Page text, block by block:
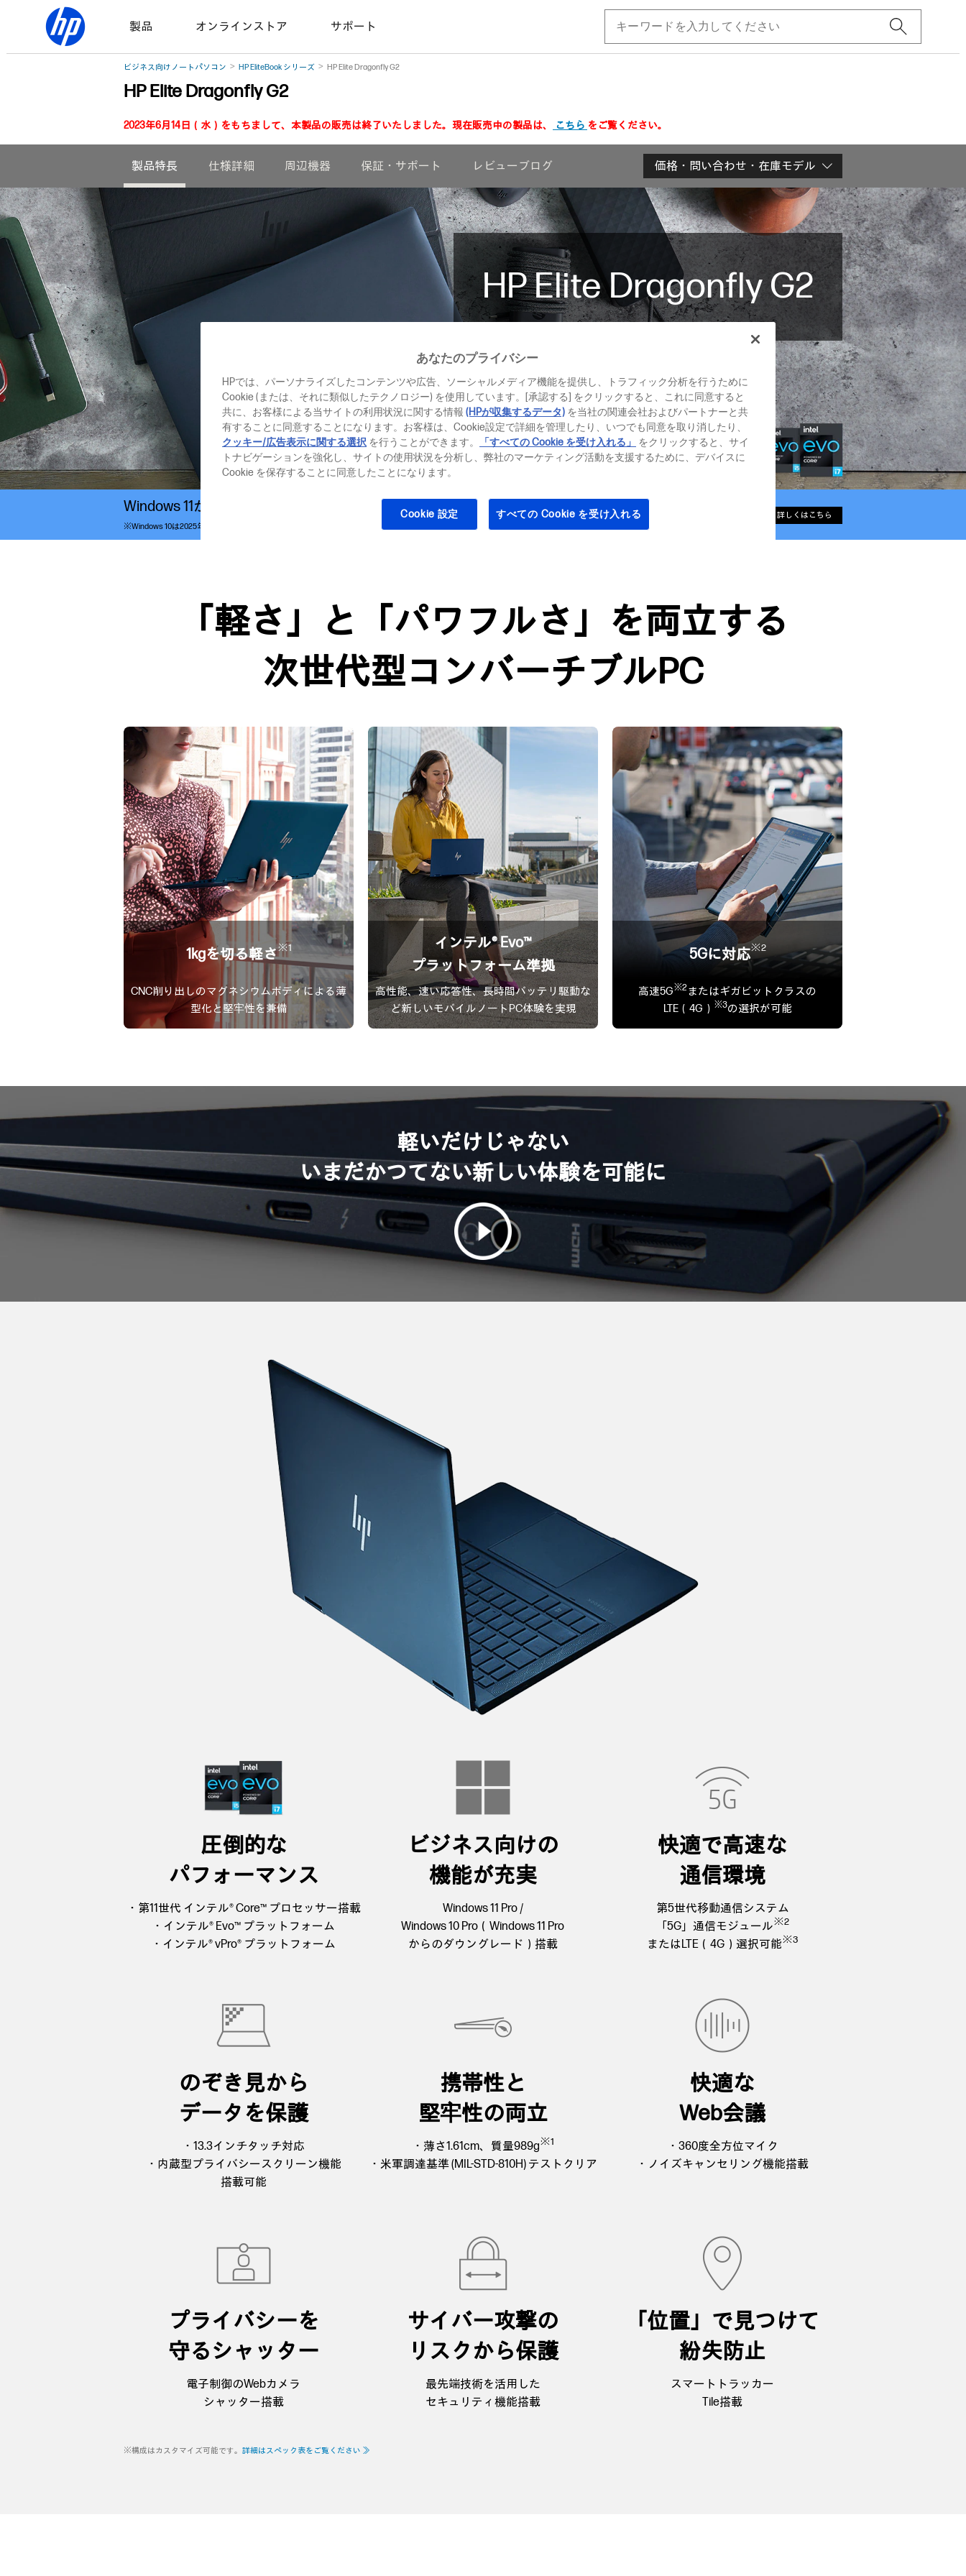
製品 オンラインストア サポート
ビジネス向けノートパソコン HP EliteBook シリーズ HP Elite Dragonfly G2
HP Elite Dragonfly G2
2023年6月14日（水）をもちまして、本製品の販売は終了いたしました。現在販売中の製品は、 こちら をご覧ください。
製品特長 仕様詳細 周辺機器 保証・サポート レビューブログ 価格・問い合わせ・在庫モデル
HP Elite Dragonfly G2
Windows 11がプリインストールされた法人向けPCのラインアップ情報
※Windows 10は2025年10月14日までのサポートとなります
詳しくはこちら
「軽さ」と「パワフルさ」を両立する
次世代型コンバーチブルPC
1kgを切る軽さ※1
CNC削り出しのマグネシウムボディによる薄
型化と堅牢性を兼備
インテル® Evo™
プラットフォーム準拠
高性能、速い応答性、長時間バッテリ駆動な
ど新しいモバイルノートPC体験を実現
5Gに対応※2
高速5G※2 またはギガビットクラスの
LTE（4G） ※3の選択が可能
軽いだけじゃない
いまだかつてない新しい体験を可能に
圧倒的な
パフォーマンス
・第11世代 インテル® Core™ プロセッサー搭載
・インテル® Evo™ プラットフォーム
・インテル® vPro® プラットフォーム
ビジネス向けの
機能が充実
Windows 11 Pro /
Windows 10 Pro（Windows 11 Pro
からのダウングレード）搭載
快適で高速な
通信環境
第5世代移動通信システム
「5G」通信モジュール※2
またはLTE（4G）選択可能※3
のぞき見から
データを保護
・13.3インチタッチ対応
・内蔵型プライバシースクリーン機能
搭載可能
携帯性と
堅牢性の両立
・薄さ1.61cm、質量989g※1
・米軍調達基準 (MIL-STD-810H) テストクリア
快適な
Web会議
・360度全方位マイク
・ノイズキャンセリング機能搭載
プライバシーを
守るシャッター
電子制御のWebカメラ
シャッター搭載
サイバー攻撃の
リスクから保護
最先端技術を活用した
セキュリティ機能搭載
「位置」で見つけて
紛失防止
スマートトラッカー
Tile搭載
※構成はカスタマイズ可能です。 詳細はスペック表をご覧ください ≫
あなたのプライバシー
HPでは、パーソナライズしたコンテンツや広告、ソーシャルメディア機能を提供し、トラフィック分析を行うために
Cookie (または、それに類似したテクノロジー) を使用しています。[承認する] をクリックすると、これに同意すると
共に、お客様による当サイトの利用状況に関する情報 (HPが収集するデータ) を当社の関連会社およびパートナーと共
有することに同意することになります。お客様は、Cookie設定で詳細を管理したり、いつでも同意を取り消したり、
クッキー/広告表示に関する選択 を行うことができます。 「すべての Cookie を受け入れる」
をクリックすると、サイ
トナビゲーションを強化し、サイトの使用状況を分析し、弊社のマーケティング活動を支援するために、デバイスに
Cookie を保存することに同意したことになります。
Cookie 設定 すべての Cookie を受け入れる